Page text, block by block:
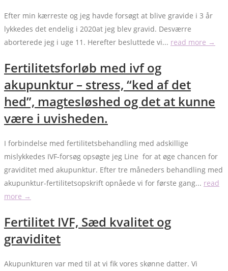
Efter min kærreste og jeg havde forsøgt at blive gravide i 3 år
lykkedes det endelig i 2020at jeg blev gravid. Desværre
aborterede jeg i uge 11. Herefter besluttede vi... read more →
Fertilitetsforløb med ivf og
akupunktur – stress, “ked af det
hed”, magtesløshed og det at kunne
være i uvisheden.
I forbindelse med fertilitetsbehandling med adskillige
mislykkedes IVF-forsøg opsøgte jeg Line for at øge chancen for
graviditet med akupunktur. Efter tre måneders behandling med
akupunktur-fertilitetsopskrift opnåede vi for første gang... read
more →
Fertilitet IVF, Sæd kvalitet og
graviditet
Akupunkturen var med til at vi fik vores skønne datter. Vi